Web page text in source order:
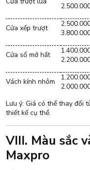
Cửa xếp trượt
Cửa sổ mở hất
Vách kính nhôm
Lưu ý: Giá có thể thay đổi
thiết kế cụ thể.
VIII. Màu sắc
Maxpro